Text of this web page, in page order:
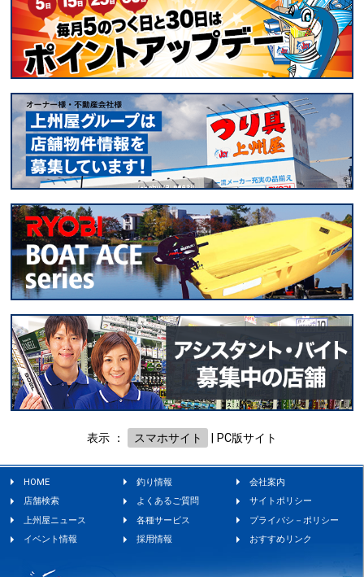
表示 ： スマホサイト PC版サイト
HOME 釣り情報
会社案内
店舗検索
よくあるご質問
サイトポリシー
上州屋ニュース
各種サービス
プライバシ－ポリシー
イベント情報
採用情報 おすすめリンク